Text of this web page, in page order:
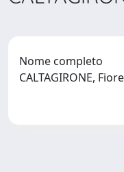
Nome completo
CALTAGIRONE,